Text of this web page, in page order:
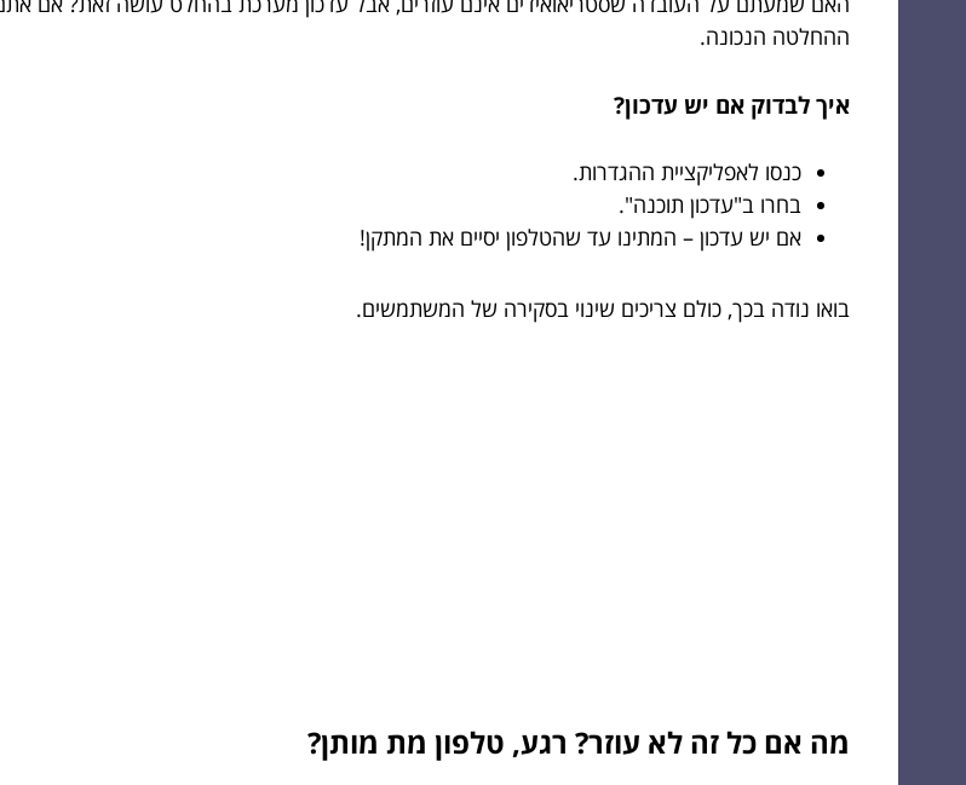
ההחלטה הנכונה.
איך לבדוק אם יש עדכון?
כנסו לאפליקציית ההגדרות.
בחרו ב"עדכון תוכנה".
אם יש עדכון – המתינו עד שהטלפון יסיים את המתקן!
בואו נודה בכך, כולם צריכים שינוי בסקירה של המשתמשים.
מה אם כל זה לא עוזר? רגע, טלפון מת מותן?